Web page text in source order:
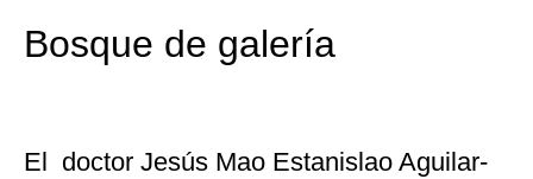
Bosque de galería
El doctor Jesús Mao Estanislao Aguilar-